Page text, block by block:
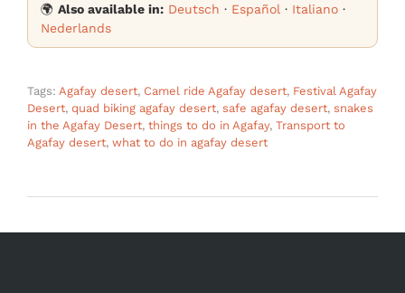
🌍 Also available in: Deutsch · Español · Italiano ·
Nederlands
Tags: Agafay desert, Camel ride Agafay desert, Festival Agafay
Desert, quad biking agafay desert, safe agafay desert, snakes
in the Agafay Desert, things to do in Agafay, Transport to
Agafay desert, what to do in agafay desert